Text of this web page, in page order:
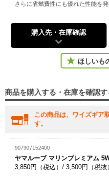
さらに省燃費性にも優れた性能を発
購入先・在庫確認
ほしいも
商品を購入する・在庫を確認す
この商品は、ワイズギア
す。
907907152400
ヤマルーブ マリンプレミアム
3,850円（税込）/ 3,500円（税抜